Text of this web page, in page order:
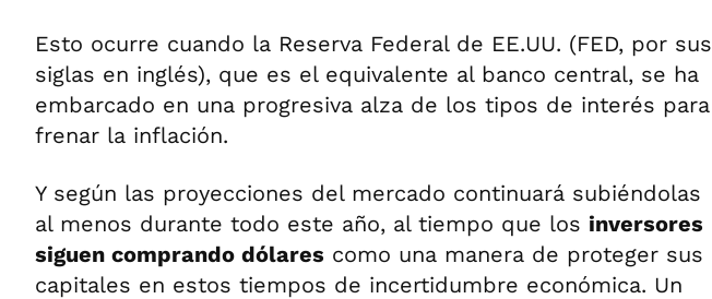
Esto ocurre cuando la Reserva Federal de EE.UU. (FED, por sus
siglas en inglés), que es el equivalente al banco central, se ha
embarcado en una progresiva alza de los tipos de interés para
frenar la inflación.
Y según las proyecciones del mercado continuará subiéndolas
al menos durante todo este año, al tiempo que los inversores
siguen comprando dólares como una manera de proteger sus
capitales en estos tiempos de incertidumbre económica. Un